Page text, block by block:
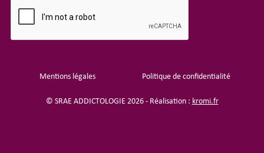
Mentions légales Politique de confidentialité
© SRAE ADDICTOLOGIE 2026 - Réalisation : kromi.fr